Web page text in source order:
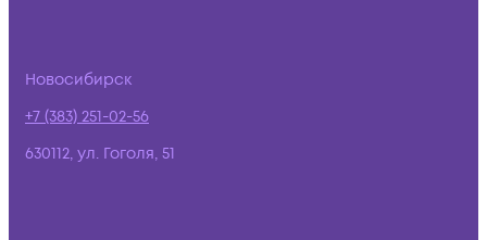
Новосибирск
+7 (383) 251-02-56
630112, ул. Гоголя, 51